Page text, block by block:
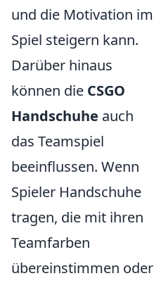
und die Motivation im
Spiel steigern kann.
Darüber hinaus
können die CSGO
Handschuhe auch
das Teamspiel
beeinflussen. Wenn
Spieler Handschuhe
tragen, die mit ihren
Teamfarben
übereinstimmen oder